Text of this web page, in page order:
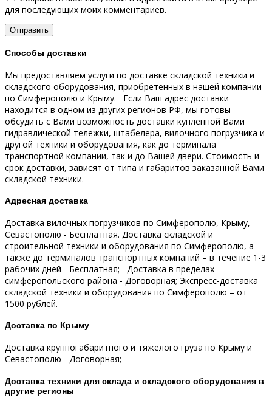
для последующих моих комментариев.
Способы доставки
Мы предоставляем услуги по доставке складской техники и
складского оборудования, приобретенных в нашей компании
по Симферополю и Крыму.
Если Ваш адрес доставки
находится в одном из других регионов РФ, мы готовы
обсудить с Вами возможность доставки купленной Вами
гидравлической тележки, штабелера, вилочного погрузчика и
другой техники и оборудования, как до терминала
транспортной компании, так и до Вашей двери. Стоимость и
срок доставки, зависят от типа и габаритов заказанной Вами
складской техники.
Адресная доставка
Доставка вилочных погрузчиков по Симферополю, Крыму,
Севастополю - Бесплатная. Доставка складской и
строительной техники и оборудования по Симферополю, а
также до терминалов транспортных компаний – в течение 1-3
рабочих дней - Бесплатная; Доставка в пределах
симферопольского района - Договорная; Экспресс-доставка
складской техники и оборудования по Симферополю – от
1500 рублей.
Доставка по Крыму
Доставка крупногабаритного и тяжелого груза по Крыму и
Севастополю - Договорная;
Доставка техники для склада и складского оборудования в
другие регионы